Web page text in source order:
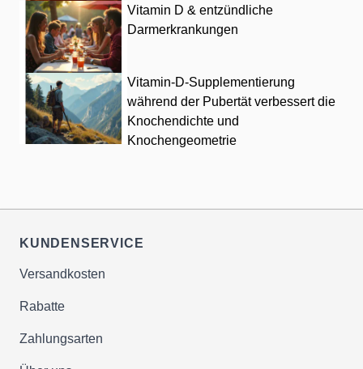
Vitamin D & entzündliche
Darmerkrankungen
Vitamin-D-Supplementierung
während der Pubertät verbessert die
Knochendichte und
Knochengeometrie
KUNDENSERVICE
Versandkosten
Rabatte
Zahlungsarten